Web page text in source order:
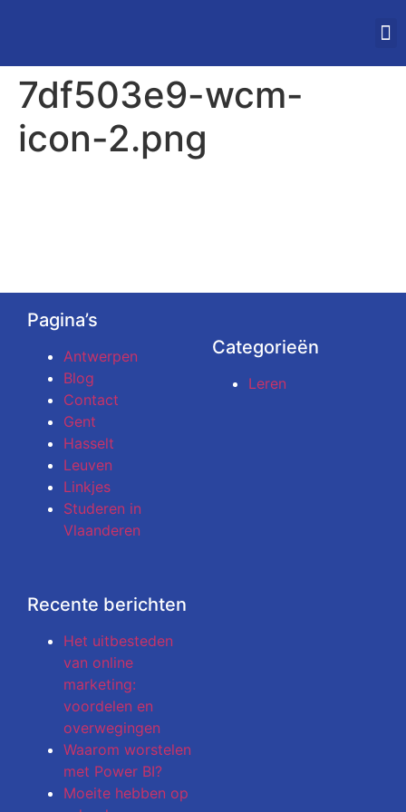
7df503e9-wcm-
icon-2.png
Pagina’s
Antwerpen
Blog
Contact
Gent
Hasselt
Leuven
Linkjes
Studeren in
Vlaanderen
Categorieën
Leren
Recente berichten
Het uitbesteden
van online
marketing:
voordelen en
overwegingen
Waarom worstelen
met Power BI?
Moeite hebben op